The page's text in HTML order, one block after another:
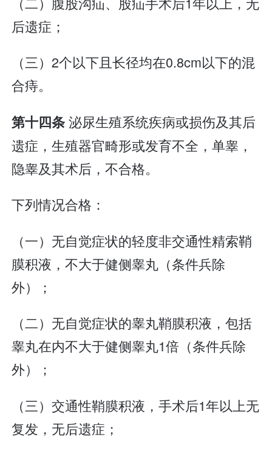
后遗症；
（三）2个以下且长径均在0.8cm以下的混
合痔。
第十四条泌尿生殖系统疾病或损伤及其后
遗症，生殖器官畸形或发育不全，单睾，
隐睾及其术后，不合格。
下列情况合格：
（一）无自觉症状的轻度非交通性精索鞘
膜积液，不大于健侧睾丸（条件兵除
外）；
（二）无自觉症状的睾丸鞘膜积液，包括
睾丸在内不大于健侧睾丸1倍（条件兵除
外）；
（三）交通性鞘膜积液，手术后1年以上无
复发，无后遗症；